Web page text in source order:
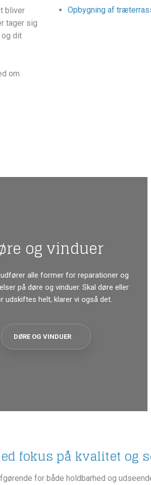
bliver
tager sig
og dit
om
Opbygning af
og vinduer
alle former for reparationer og
på døre og vinduer. Skal døre eller
udskiftes helt, klarer vi også det.
DØRE OG VINDUER
fokus på kvalitet og
for både holdbarhed og